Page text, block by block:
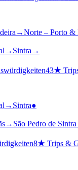
→Norte – Porto &
→ Sintra →
43★
→ Sintra●
→ São Pedro de Sintra
8★ Trips &